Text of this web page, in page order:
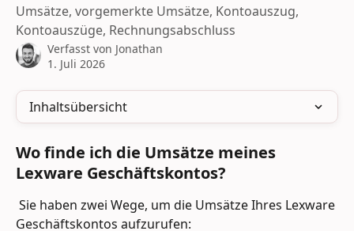
Umsätze, vorgemerkte Umsätze, Kontoauszug,
Kontoauszüge, Rechnungsabschluss
Verfasst von Jonathan
1. Juli 2026
Inhaltsübersicht
Wo finde ich die Umsätze meines
Lexware Geschäftskontos?
Geschäftskontos aufzurufen: